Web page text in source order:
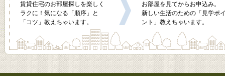
賃貸住宅のお部屋探しを楽しく
ラクに！気になる「順序」と
「コツ」教えちゃいます。
お部屋を見てからお申込み。
新しい生活のための「見学ポ
ント」教えちゃいます。